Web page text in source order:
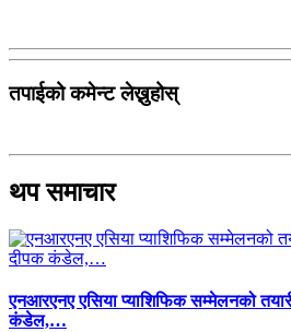
तपाईको कमेन्ट लेख्नुहोस्
थप समाचार
एनआरएनए एसिया प्याशिफिक सम्मेलनको
कंडेल,…